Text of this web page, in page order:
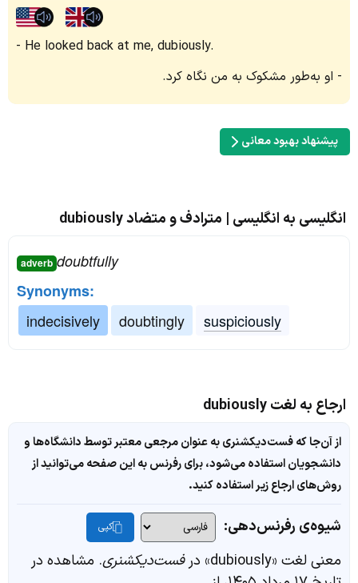
He looked back at me, dubiously.
او به‌طور مشکوک به من نگاه کرد.
پیشنهاد بهبود معانی
انگلیسی به انگلیسی | مترادف و متضاد dubiously
adverb doubtfully
Synonyms:
indecisively
doubtingly suspiciously
ارجاع به لغت dubiously
از آن‌جا که فست‌دیکشنری به عنوان مرجعی معتبر توسط دانشگاه‌ها و
دانشجویان استفاده می‌شود، برای رفرنس به این صفحه می‌توانید از
روش‌های ارجاع زیر استفاده کنید.
شیوه‌ی رفرنس‌دهی: کپی
معنی لغت «dubiously» در فست‌دیکشنری. مشاهده در